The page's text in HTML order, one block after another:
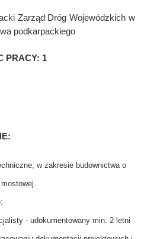
Zarząd Dróg Wojewódzkich w
podkarpackiego
PRACY: 1
w zakresie budownictwa o
- udokumentowany min. 2 letni